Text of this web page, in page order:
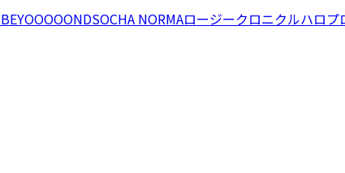
BEYOOOOONDSOCHA NORMAロージークロニクルハロプ